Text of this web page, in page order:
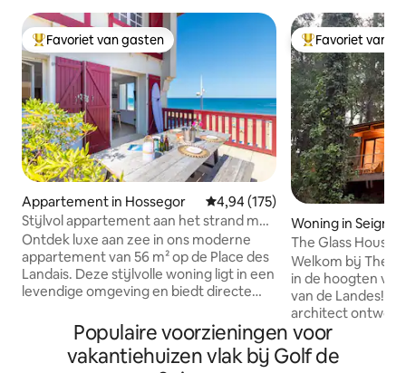
Topfavoriet van gasten
Favoriet van gasten
Appartement in Hossegor Gemiddelde beoordeling van
4,94 (175)
Stijlvol appartement aan het strand met
terras met uitzicht op de oceaan
Ontdek luxe aan zee in ons moderne
appartement van 56 m² op de Place des
Landais. Deze stijlvolle woning ligt in een
levendige omgeving en biedt directe
met uitzicht op de oceaan. Slaap
comfortabel in de twee weelderige
slaapkamers en fris je op in de
Topfavoriet van
Favoriet van
Woning in
The Glass
architectenvilla
Welkom bij The
in de hoogten
van de Landes!
architect
om te
van rust en licht.
gemaakt van
Populaire voorzieningen voor
vakantiehuizen vlak bij Golf de